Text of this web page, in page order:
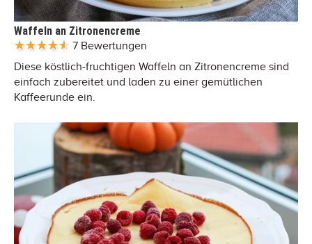
Waffeln an Zitronencreme
7 Bewertungen
Diese köstlich-fruchtigen Waffeln an Zitronencreme sind
einfach zubereitet und laden zu einer gemütlichen
Kaffeerunde ein.